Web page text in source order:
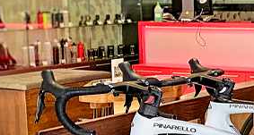
SHIMANO
DEDA ELEMENTI
SKI TIME